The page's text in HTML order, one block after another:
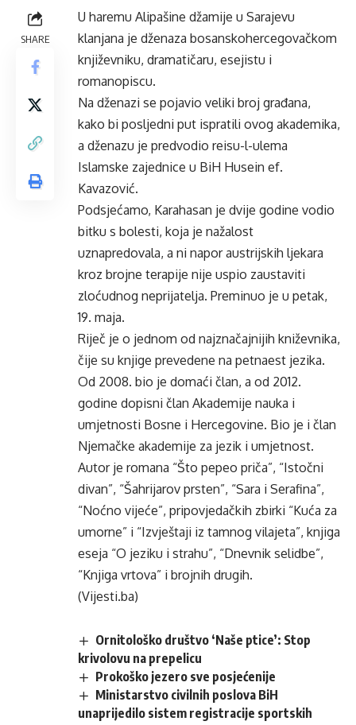
SHARE
U haremu Alipašine džamije u Sarajevu
klanjana je dženaza bosanskohercegovačkom
književniku, dramatičaru, esejistu i
romanopiscu.
Na dženazi se pojavio veliki broj građana,
kako bi posljedni put ispratili ovog akademika,
a dženazu je predvodio reisu-l-ulema
Islamske zajednice u BiH Husein ef.
Kavazović.
Podsjećamo, Karahasan je dvije godine vodio
bitku s bolesti, koja je nažalost
uznapredovala, a ni napor austrijskih ljekara
kroz brojne terapije nije uspio zaustaviti
zloćudnog neprijatelja. Preminuo je u petak,
19. maja.
Riječ je o jednom od najznačajnijih kniževnika,
čije su knjige prevedene na petnaest jezika.
Od 2008. bio je domaći član, a od 2012.
godine dopisni član Akademije nauka i
umjetnosti Bosne i Hercegovine. Bio je i član
Njemačke akademije za jezik i umjetnost.
Autor je romana “Što pepeo priča”, “Istočni
divan”, “Šahrijarov prsten”, “Sara i Serafina”,
“Noćno vijeće”, pripovjedačkih zbirki “Kuća za
umorne” i “Izvještaji iz tamnog vilajeta”, knjiga
eseja “O jeziku i strahu”, “Dnevnik selidbe”,
“Knjiga vrtova” i brojnih drugih.
(Vijesti.ba)
Ornitološko društvo ‘Naše ptice’: Stop
krivolovu na prepelicu
Prokoško jezero sve posjećenije
Ministarstvo civilnih poslova BiH
unaprijedilo sistem registracije sportskih